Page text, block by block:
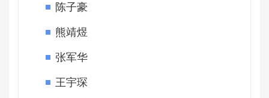
陈子豪
熊靖煜
张军华
王宇琛